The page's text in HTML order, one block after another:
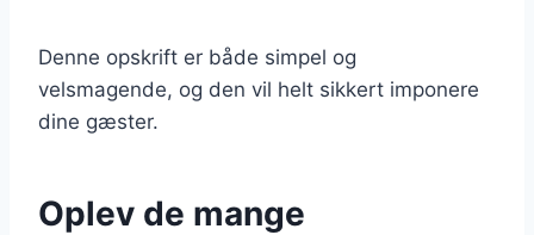
Denne opskrift er både simpel og
velsmagende, og den vil helt sikkert imponere
dine gæster.
Oplev de mange